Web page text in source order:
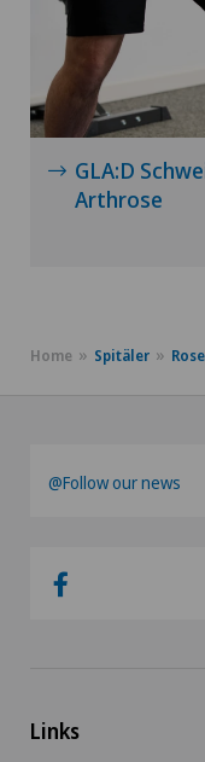
GLA:D
Arthrose
Home Spitäler
@Follow our news
Links